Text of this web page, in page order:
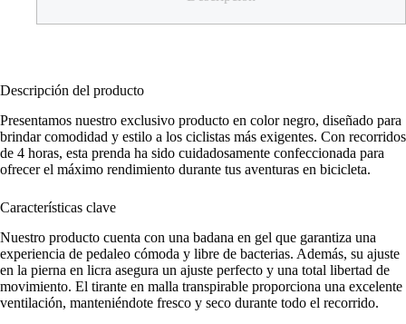
Descripción del producto
Presentamos nuestro exclusivo producto en color negro, diseñado para
brindar comodidad y estilo a los ciclistas más exigentes. Con recorridos
de 4 horas, esta prenda ha sido cuidadosamente confeccionada para
ofrecer el máximo rendimiento durante tus aventuras en bicicleta.
Características clave
Nuestro producto cuenta con una badana en gel que garantiza una
experiencia de pedaleo cómoda y libre de bacterias. Además, su ajuste
en la pierna en licra asegura un ajuste perfecto y una total libertad de
movimiento. El tirante en malla transpirable proporciona una excelente
ventilación, manteniéndote fresco y seco durante todo el recorrido.